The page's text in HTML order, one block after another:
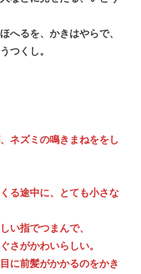
へるを、かきはやらで、
つくし。
ネズミの鳴きまねををし
る途中に、とても小さな
い指でつまんで、
さがかわいらしい。
に前髪がかかるのをかき